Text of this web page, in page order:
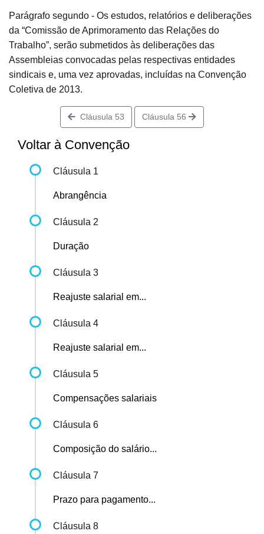
Parágrafo segundo - Os estudos, relatórios e deliberações
da “Comissão de Aprimoramento das Relações do
Trabalho”, serão submetidos às deliberações das
Assembleias convocadas pelas respectivas entidades
sindicais e, uma vez aprovadas, incluídas na Convenção
Coletiva de 2013.
Cláusula 53 Cláusula 56
Voltar à Convenção
Cláusula 1
Abrangência
Cláusula 2
Duração
Cláusula 3
Reajuste salarial em...
Cláusula 4
Reajuste salarial em...
Cláusula 5
Compensações salariais
Cláusula 6
Composição do salário...
Cláusula 7
Prazo para pagamento...
Cláusula 8